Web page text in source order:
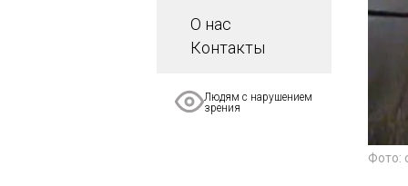
О нас
Контакты
Людям с нарушением
зрения
Фото: